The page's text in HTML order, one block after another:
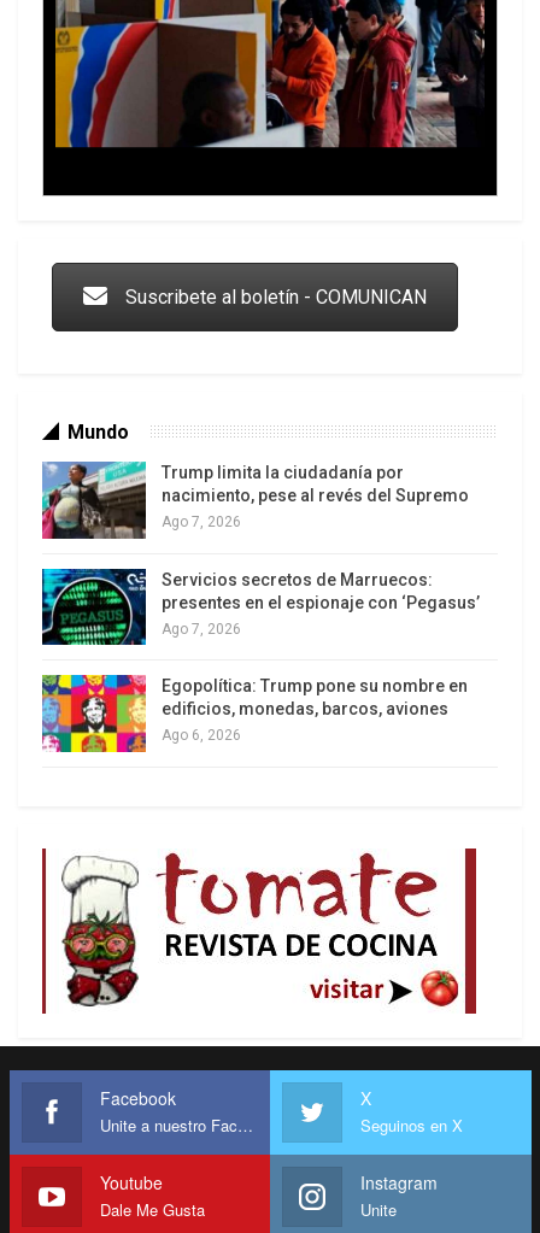
Los latinos le van dando la espalda a Trump
Suscribete al boletín - COMUNICAN
Mundo
Trump limita la ciudadanía por
nacimiento, pese al revés del Supremo
Ago 7, 2026
Servicios secretos de Marruecos:
presentes en el espionaje con ‘Pegasus’
Ago 7, 2026
Egopolítica: Trump pone su nombre en
edificios, monedas, barcos, aviones
Ago 6, 2026
Facebook
Unite a nuestro Facebook
X
Seguinos en X
Youtube
Dale Me Gusta
Instagram
Unite